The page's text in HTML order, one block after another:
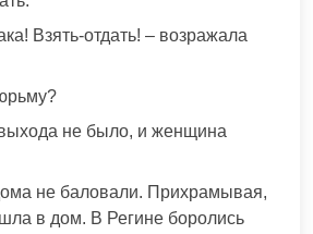
Взять-отдать! – возражала
не было, и женщина
не баловали. Прихрамывая,
в дом. В Регине боролись